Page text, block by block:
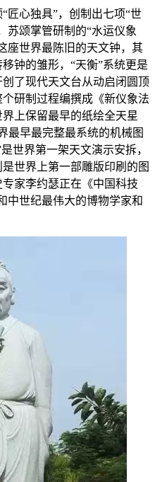
心独具”，创制出七项“世
苏颂掌管研制的“水运仪象
世界最陈旧的天文钟，其
钟的雏形，“天衡”系统更是
了现代天文台从动启闭圆顶
研制过程编撰成《新仪象法
上保留最早的纸绘全天星
最早最完整最系统的机械图
世界第一架天文演示安拆，
世界上第一部雕版印刷的图
家李约瑟正在《中国科技
中世纪最伟大的博物学家和